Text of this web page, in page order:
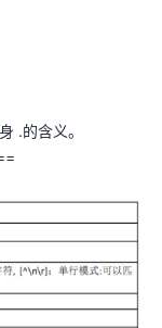
.的含义。